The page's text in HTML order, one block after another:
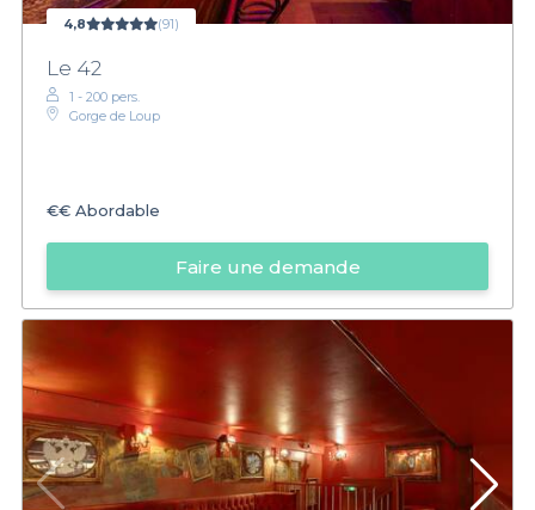
4,8 (91)
Le 42
1 - 200 pers.
Gorge de Loup
€€ Abordable
Faire une demande